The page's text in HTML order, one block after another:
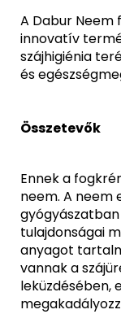
A Dabur Neem
innovatív
szájhigiénia
és
Összetevők
Ennek a
neem. A neem
tulajdonságai
anyagot
vannak a
leküzdésében,